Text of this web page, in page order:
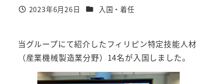
投稿日
2023年6月26日 カテゴリー
入国・着任
当グループにて紹介したフィリピン特定技能人材
（産業機械製造業分野）14名が入国しました。